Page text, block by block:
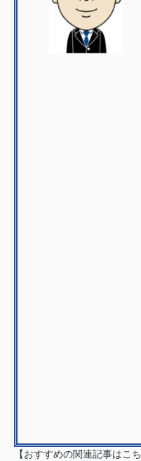
【おすすめの関連記事はこち